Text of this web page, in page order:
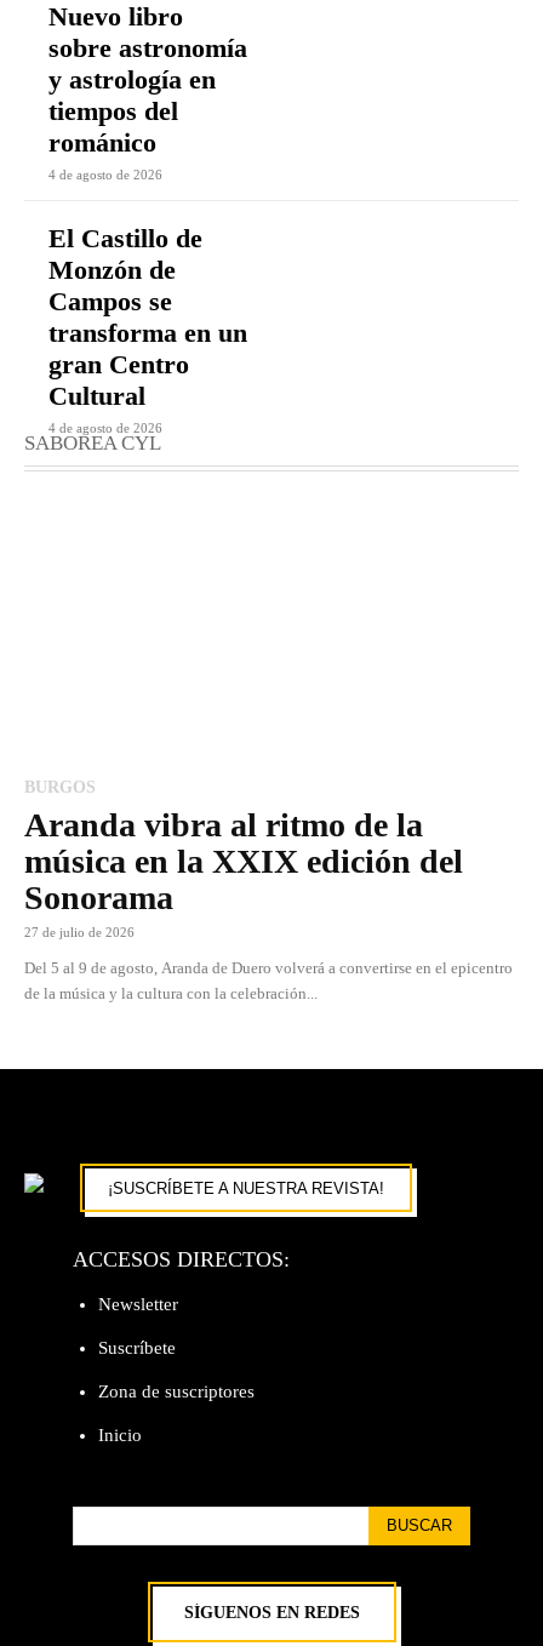
Nuevo libro
sobre astronomía
y astrología en
tiempos del
románico
4 de agosto de 2026
El Castillo de
Monzón de
Campos se
transforma en un
gran Centro
Cultural
4 de agosto de 2026
SABOREA CYL
BURGOS
Aranda vibra al ritmo de la
música en la XXIX edición del
Sonorama
27 de julio de 2026
Del 5 al 9 de agosto, Aranda de Duero volverá a convertirse en el epicentro
de la música y la cultura con la celebración...
¡SUSCRÍBETE A NUESTRA REVISTA!
ACCESOS DIRECTOS:
Newsletter
Suscríbete
Zona de suscriptores
Inicio
BUSCAR
SÍGUENOS EN REDES